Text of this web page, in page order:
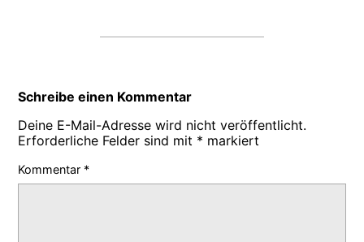
Schreibe einen Kommentar
Deine E-Mail-Adresse wird nicht veröffentlicht.
Erforderliche Felder sind mit * markiert
Kommentar *